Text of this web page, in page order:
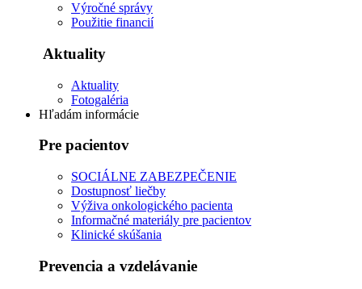
Výročné správy
Použitie financií
Aktuality
Aktuality
Fotogaléria
Hľadám informácie
Pre pacientov
SOCIÁLNE ZABEZPEČENIE
Dostupnosť liečby
Výživa onkologického pacienta
Informačné materiály pre pacientov
Klinické skúšania
Prevencia a vzdelávanie